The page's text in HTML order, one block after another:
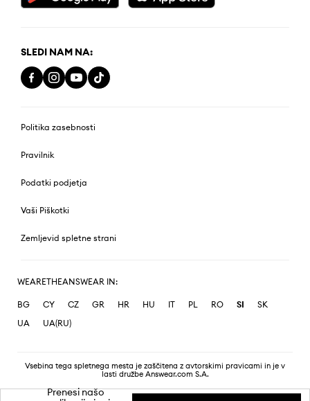
SLEDI NAM NA:
Politika zasebnosti
Pravilnik
Podatki podjetja
Vaši Piškotki
Zemljevid spletne strani
WEARETHEANSWEAR IN:
BG CY CZ GR HR HU IT PL RO SI
SK
UA
UA(RU)
Vsebina tega spletnega mesta je zaščitena z avtorskimi pravicami in je v
lasti družbe Answear.com S.A.
Prenesi našo